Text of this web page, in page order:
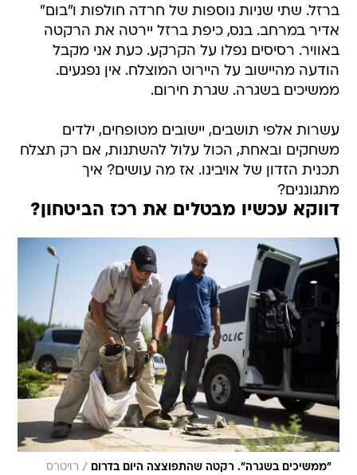
באוויר. רסיסים נפלו על הקרקע. כעת אני מקבל
הודעה מהיישוב על היירוט המוצלח. אין נפגעים.
ממשיכים בשגרה. שגרת חירום.
עשרות אלפי תושבים, יישובים מטופחים, ילדים
תכנית הזדון של אויבינו. אז מה עושים? איך
מתגוננים?
דווקא עכשיו מבטלים את רכז הביטחון?
"ממשיכים בשגרה". רקטה שהתפוצצה היום בדרום רויטרס